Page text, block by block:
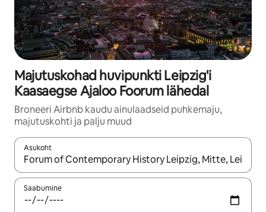
Majutuskohad huvipunkti Leipzig'i
Kaasaegse Ajaloo Foorum lähedal
Broneeri Airbnb kaudu ainulaadseid puhkemaju,
majutuskohti ja palju muud
Asukoht
Kui tulemused on kuvatud, liigu ekraanil nooleklahvidega või
Saabumine